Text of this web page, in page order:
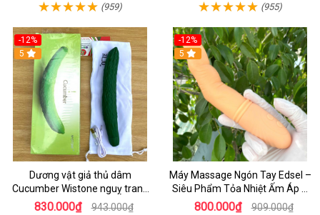
(959) (955)
-12%
5
Dương vật giả thủ dâm
Cucumber Wistone nguỵ trang
hình quả dưa Leo
830.000₫ 943.000₫
-12%
5
Máy Massage Ngón Tay Edsel –
Siêu Phẩm Tỏa Nhiệt Ấm Áp &
Rung Móc Thăng Hoa
800.000₫ 909.000₫